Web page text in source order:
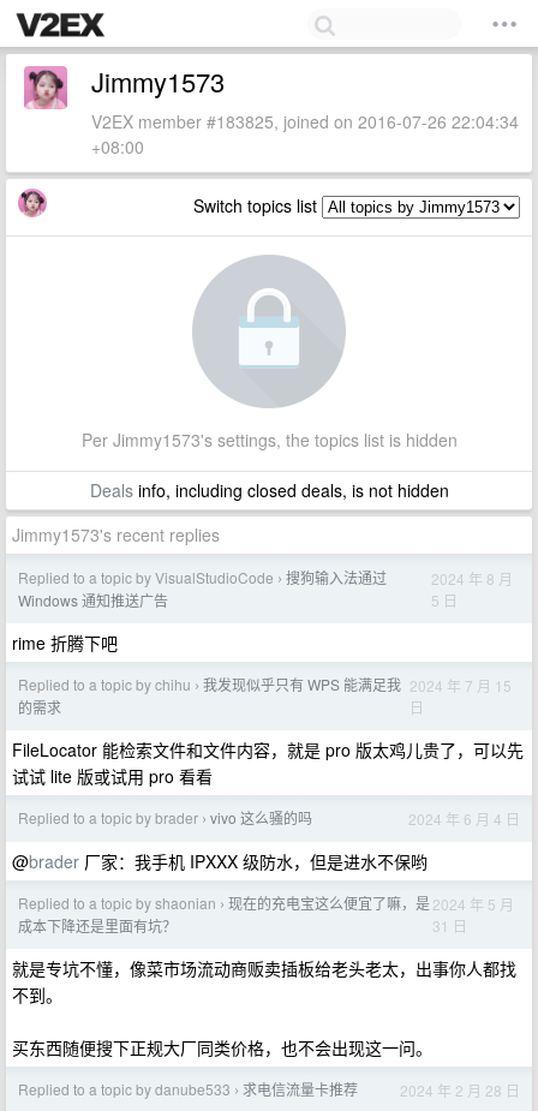
Jimmy1573
V2EX member #183825, joined on 2016-07-26 22:04:34
+08:00
Switch topics list
Per Jimmy1573's settings, the topics list is hidden
Dealsinfo, including closed deals, is not hidden
Jimmy1573's recent replies
Replied to a topic by VisualStudioCode › 搜狗输入法通过
Windows 通知推送广告
2024 年 8 月
5 日
rime 折腾下吧
Replied to a topic by chihu › 我发现似乎只有 WPS 能满足我
的需求
2024 年 7 月 15
日
FileLocator 能检索文件和文件内容，就是 pro 版太鸡儿贵了，可以先
试试 lite 版或试用 pro 看看
Replied to a topic by brader › vivo 这么骚的吗 2024 年 6 月 4 日
@brader 厂家：我手机 IPXXX 级防水，但是进水不保哟
Replied to a topic by shaonian › 现在的充电宝这么便宜了嘛，是
成本下降还是里面有坑？
2024 年 5 月
31 日
就是专坑不懂，像菜市场流动商贩卖插板给老头老太，出事你人都找
不到。
买东西随便搜下正规大厂同类价格，也不会出现这一问。
Replied to a topic by danube533 › 求电信流量卡推荐 2024 年 2 月 28 日